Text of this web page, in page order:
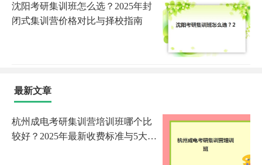
沈阳考研集训班怎么选？2025年封
闭式集训营价格对比与择校指南
最新文章
杭州成电考研集训营培训班哪个比
较好？2025年最新收费标准与5大机